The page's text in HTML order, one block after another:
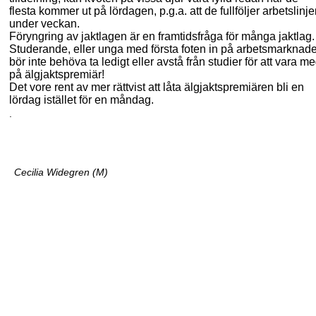
flesta kommer ut på lördagen, p.g.a. att de fullföljer
under veckan.
Föryngring av jaktlagen är en framtidsfråga för många jaktlag.
Studerande, eller unga med första foten in på
bör inte behöva ta ledigt eller avstå från studier för att vara
på älgjaktspremiär!
Det vore rent av mer rättvist att låta älgjaktspremiären bli en
lördag istället för en måndag.
Cecilia Widegren (M)